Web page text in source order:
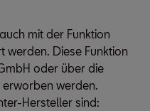
mit der Funktion
werden. Diese Funktion
oder über die
werden.
Hersteller sind: